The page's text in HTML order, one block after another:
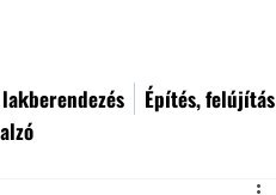
Építés, felújítás